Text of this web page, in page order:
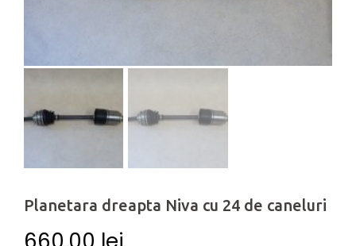
Planetara dreapta Niva cu 24 de caneluri